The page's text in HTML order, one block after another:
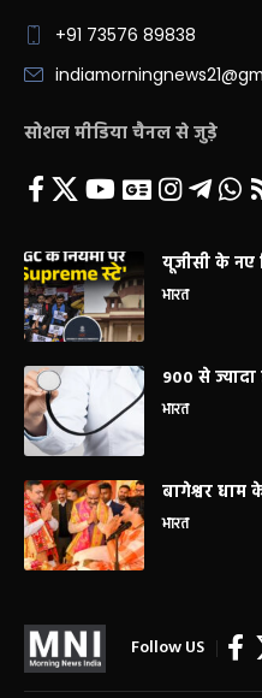
+91 73576 89838
सोशल मीडिया चैनल से जुड़े
यूजीसी के नए
भारत
900 से ज्यादा
भारत
बागेश्वर धाम
भारत
Follow US